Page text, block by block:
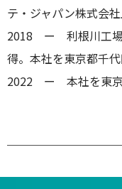
テ・ジャパン株式会社
2018 ー 利根川工場
得。本社を東京都千
2022 ー 本社を東京